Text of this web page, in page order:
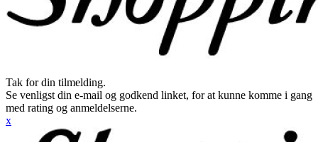
Tak for din tilmelding.
Se venligst din e-mail og godkend linket, for at kunne komme i gang
med rating og anmeldelserne.
x